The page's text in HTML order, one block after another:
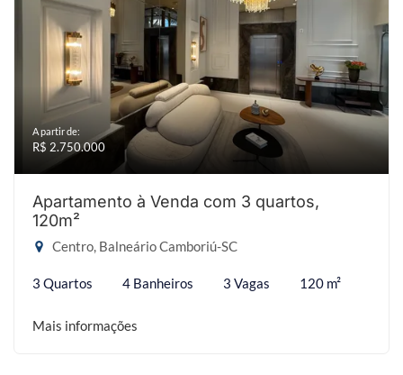
A partir de:
R$ 2.750.000
Apartamento à Venda com 3 quartos,
120m²
Centro, Balneário Camboriú-SC
3 Quartos 4 Banheiros 3 Vagas 120 m²
Mais informações